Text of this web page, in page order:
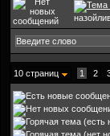
10 страниц 1 2